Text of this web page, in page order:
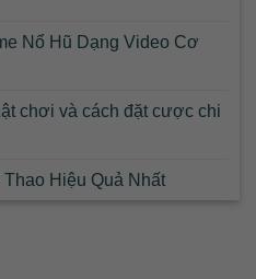
Nổ Hũ Dạng Video Cơ
chơi và cách đặt cược chi
Hiệu Quả Nhất